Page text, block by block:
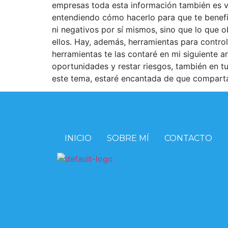
empresas toda esta información también es
entendiendo cómo hacerlo para que te
ni negativos por sí mismos, sino que lo que
ellos. Hay, además, herramientas para
herramientas te las contaré en mi siguiente
oportunidades y restar riesgos, también en
este tema, estaré encantada de que
INICIO SOBRE MÍ CONTACTO